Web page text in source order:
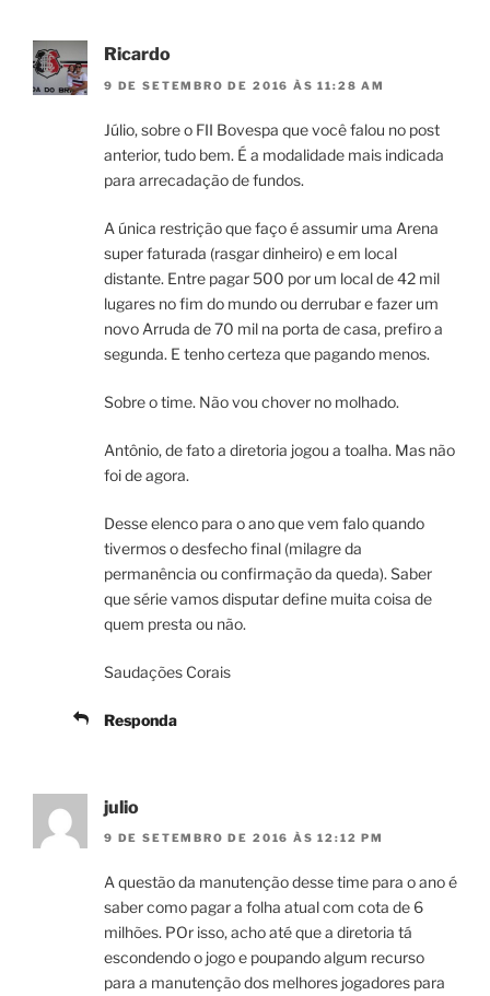
Ricardo
9 DE SETEMBRO DE 2016 ÀS 11:28 AM
Júlio, sobre o FII Bovespa que você falou no post
anterior, tudo bem. É a modalidade mais indicada
para arrecadação de fundos.
A única restrição que faço é assumir uma Arena
super faturada (rasgar dinheiro) e em local
distante. Entre pagar 500 por um local de 42 mil
lugares no fim do mundo ou derrubar e fazer um
novo Arruda de 70 mil na porta de casa, prefiro a
segunda. E tenho certeza que pagando menos.
Sobre o time. Não vou chover no molhado.
Antônio, de fato a diretoria jogou a toalha. Mas não
foi de agora.
Desse elenco para o ano que vem falo quando
tivermos o desfecho final (milagre da
permanência ou confirmação da queda). Saber
que série vamos disputar define muita coisa de
quem presta ou não.
Saudações Corais
Responda
julio
9 DE SETEMBRO DE 2016 ÀS 12:12 PM
A questão da manutenção desse time para o ano é
saber como pagar a folha atual com cota de 6
milhões. POr isso, acho até que a diretoria tá
escondendo o jogo e poupando algum recurso
para a manutenção dos melhores jogadores para